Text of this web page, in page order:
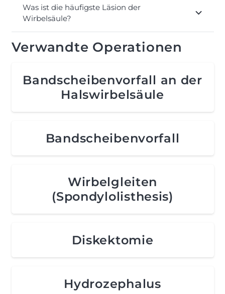
Was ist die häufigste Läsion der
Wirbelsäule?
Verwandte Operationen
Bandscheibenvorfall an der
Halswirbelsäule
Bandscheibenvorfall
Wirbelgleiten
(Spondylolisthesis)
Diskektomie
Hydrozephalus